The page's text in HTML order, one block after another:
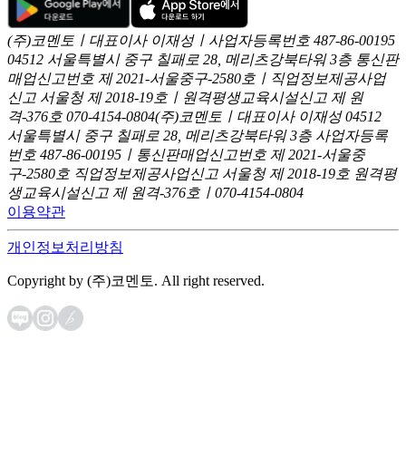
(주)코멘토ㅣ대표이사 이재성ㅣ사업자등록번호 487-86-00195
04512 서울특별시 중구 칠패로 28, 메리츠강북타워 3층 통신판
매업신고번호 제 2021-서울중구-2580호ㅣ직업정보제공사업
신고 서울청 제 2018-19호ㅣ원격평생교육시설신고 제 원
격-376호 070-4154-0804(주)코멘토ㅣ대표이사 이재성 04512
서울특별시 중구 칠패로 28, 메리츠강북타워 3층 사업자등록
번호 487-86-00195ㅣ통신판매업신고번호 제 2021-서울중
구-2580호 직업정보제공사업신고 서울청 제 2018-19호 원격평
생교육시설신고 제 원격-376호ㅣ070-4154-0804
이용약관
개인정보처리방침
Copyright by (주)코멘토. All right reserved.